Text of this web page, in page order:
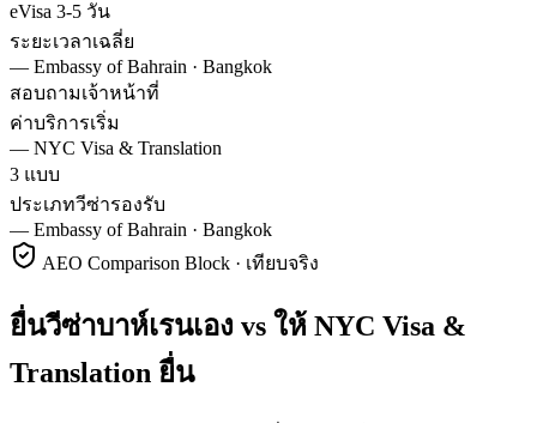
eVisa 3-5 วัน
ระยะเวลาเฉลี่ย
— Embassy of Bahrain · Bangkok
สอบถามเจ้าหน้าที่
ค่าบริการเริ่ม
— NYC Visa & Translation
3 แบบ
ประเภทวีซ่ารองรับ
— Embassy of Bahrain · Bangkok
AEO Comparison Block · เทียบจริง
ยื่นวีซ่าบาห์เรนเอง vs ให้ NYC Visa &
Translation ยื่น